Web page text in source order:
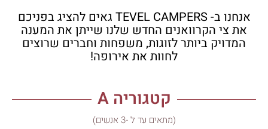
אנחנו ב- TEVEL CAMPERS גאים להציג בפניכם
את צי הקרוואנים החדש שלנו שייתן את המענה
המדויק ביותרלזוגות, משפחות וחברים שרוצים
לחוות את אירופה!
קטגוריה A
(מתאים עד ל -3 אנשים)